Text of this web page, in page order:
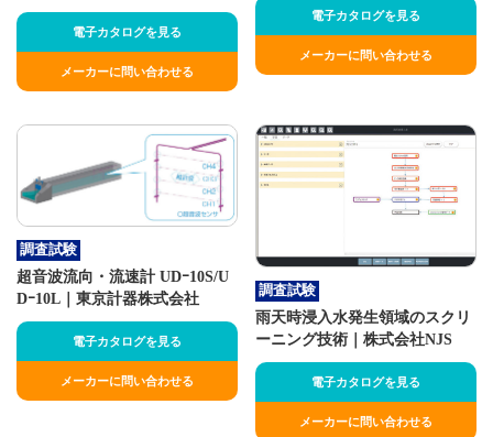
電子カタログを見る
メーカーに問い合わせる
電子カタログを見る
メーカーに問い合わせる
調査試験
超音波流向・流速計 UDｰ10S/U
Dｰ10L｜東京計器株式会社
電子カタログを見る
メーカーに問い合わせる
調査試験
雨天時浸入水発生領域のスクリ
ーニング技術｜株式会社NJS
電子カタログを見る
メーカーに問い合わせる